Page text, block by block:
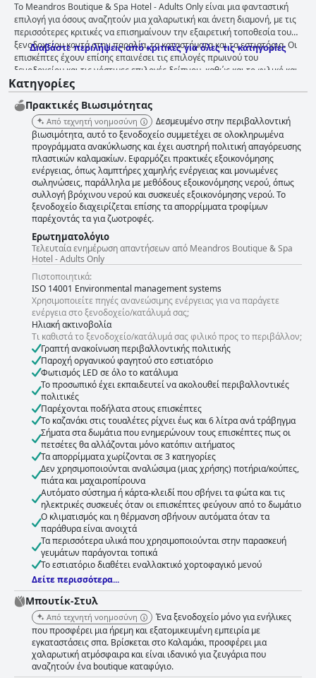
Το Meandros Boutique & Spa Hotel - Adults Only είναι μια φανταστική
επιλογή για όσους αναζητούν μια χαλαρωτική και άνετη διαμονή, με τις
περισσότερες κριτικές να επισημαίνουν την εξαιρετική τοποθεσία του
ξενοδοχείου κοντά στην παραλία, τα καταστήματα και τα εστιατόρια. Οι
επισκέπτες έχουν επίσης επαινέσει τις επιλογές πρωινού του
ξενοδοχείου και τις νόστιμες επιλογές δείπνου, καθώς και το φιλικό και
εξυπηρετικό προσωπικό. Τα δωμάτια είναι γενικά ευρύχωρα και καθαρά,
ενώ ορισμένα προσφέρουν ιδιωτικές πισίνες για μια επιπλέον πολυτελή
εμπειρία. Η καθαριότητα του ξενοδοχείου διατηρείται σε υψηλά
πρότυπα και οι εγκαταστάσεις σπα και εξωτερικής πισίνας έχουν λάβει
θετικά σχόλια. Παρόλο που η σύνδεση WiFi του ξενοδοχείου είναι
φτωχή, εξακολουθεί να αποτελεί μια εξαιρετική επιλογή για όσους
θέλουν να αποσυνδεθούν και να χαλαρώσουν. Παρόλο που ορισμένοι
επισκέπτες αμφισβήτησαν τη βαθμολογία αστέρων του ξενοδοχείου,
συνολικά, η γοητεία και η ζεστή ατμόσφαιρα του ξενοδοχείου άφησαν
τους επισκέπτες ικανοποιημένους από τη διαμονή τους.
Διαβάστε περιλήψεις από κριτικές για όλες τις κατηγορίες
Κατηγορίες
Πρακτικές Bιωσιμότητας
Από τεχνητή νοημοσύνη
Δεσμευμένο στην περιβαλλοντική
βιωσιμότητα, αυτό το ξενοδοχείο συμμετέχει σε ολοκληρωμένα
προγράμματα ανακύκλωσης και έχει αυστηρή πολιτική απαγόρευσης
πλαστικών καλαμακίων. Εφαρμόζει πρακτικές εξοικονόμησης
ενέργειας, όπως λαμπτήρες χαμηλής ενέργειας και μονωμένες
σωληνώσεις, παράλληλα με μεθόδους εξοικονόμησης νερού, όπως
συλλογή βρόχινου νερού και συσκευές εξοικονόμησης νερού. Το
ξενοδοχείο διαχειρίζεται επίσης τα απορρίμματα τροφίμων
παρέχοντάς τα για ζωοτροφές.
Ερωτηματολόγιο
Τελευταία ενημέρωση απαντήσεων από Meandros Boutique & Spa
Hotel - Adults Only
Πιστοποιητικά:
ISO 14001 Environmental management systems
Χρησιμοποιείτε πηγές ανανεώσιμης ενέργειας για να παράγετε
ενέργεια στο ξενοδοχείο/κατάλυμά σας;
Ηλιακή ακτινοβολία
Τι καθιστά το ξενοδοχείο/κατάλυμά σας φιλικό προς το περιβάλλον;
Γραπτή ανακοίνωση περιβαλλοντικής πολιτικής
Παροχή οργανικού φαγητού στο εστιατόριο
Φωτισμός LED σε όλο το κατάλυμα
Το προσωπικό έχει εκπαιδευτεί να ακολουθεί περιβαλλοντικές
πολιτικές
Παρέχονται ποδήλατα στους επισκέπτες
Το καζανάκι στις τουαλέτες ρίχνει έως και 6 λίτρα ανά τράβηγμα
Σήματα στα δωμάτια που ενημερώνουν τους επισκέπτες πως οι
πετσέτες θα αλλάζονται μόνο κατόπιν αιτήματος
Τα απορρίμματα χωρίζονται σε 3 κατηγορίες
Δεν χρησιμοποιούνται αναλώσιμα (μιας χρήσης) ποτήρια/κούπες,
πιάτα και μαχαιροπίρουνα
Αυτόματο σύστημα ή κάρτα-κλειδί που σβήνει τα φώτα και τις
ηλεκτρικές συσκευές όταν οι επισκέπτες φεύγουν από το δωμάτιο
Ο κλιματισμός και η θέρμανση σβήνουν αυτόματα όταν τα
παράθυρα είναι ανοιχτά
Τα περισσότερα υλικά που χρησιμοποιούνται στην παρασκευή
γευμάτων παράγονται τοπικά
Το εστιατόριο διαθέτει εναλλακτικό χορτοφαγικό μενού
Δείτε περισσότερα...
Μπουτίκ-Στυλ
Από τεχνητή νοημοσύνη
Ένα ξενοδοχείο μόνο για ενήλικες
που προσφέρει μια ήρεμη και εξατομικευμένη εμπειρία με
εγκαταστάσεις σπα. Βρίσκεται στο Καλαμάκι, προσφέρει μια
χαλαρωτική ατμόσφαιρα και είναι ιδανικό για ζευγάρια που
αναζητούν ένα boutique καταφύγιο.